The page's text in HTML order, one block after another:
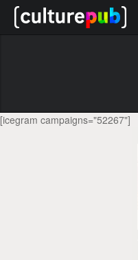
[icegram campaigns="52267"]